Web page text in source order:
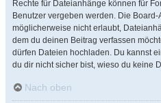
Rechte für Dateianhänge können für
Benutzer vergeben werden. Die
möglicherweise nicht erlaubt,
dem du deinen Beitrag verfassen
dürfen Dateien hochladen. Du kannst
du dir nicht sicher bist, wieso du keine
Nach oben